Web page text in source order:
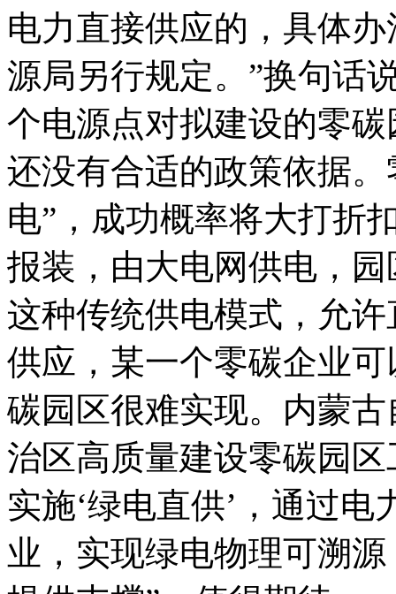
电力直接供应的，具体
源局另行规定。”换句话
个电源点对拟建设的零
还没有合适的政策依据
电”，成功概率将大打折
报装，由大电网供电，
这种传统供电模式，允许
供应，某一个零碳企业
碳园区很难实现。内蒙
治区高质量建设零碳园
实施‘绿电直供’，通过
业，实现绿电物理可溯